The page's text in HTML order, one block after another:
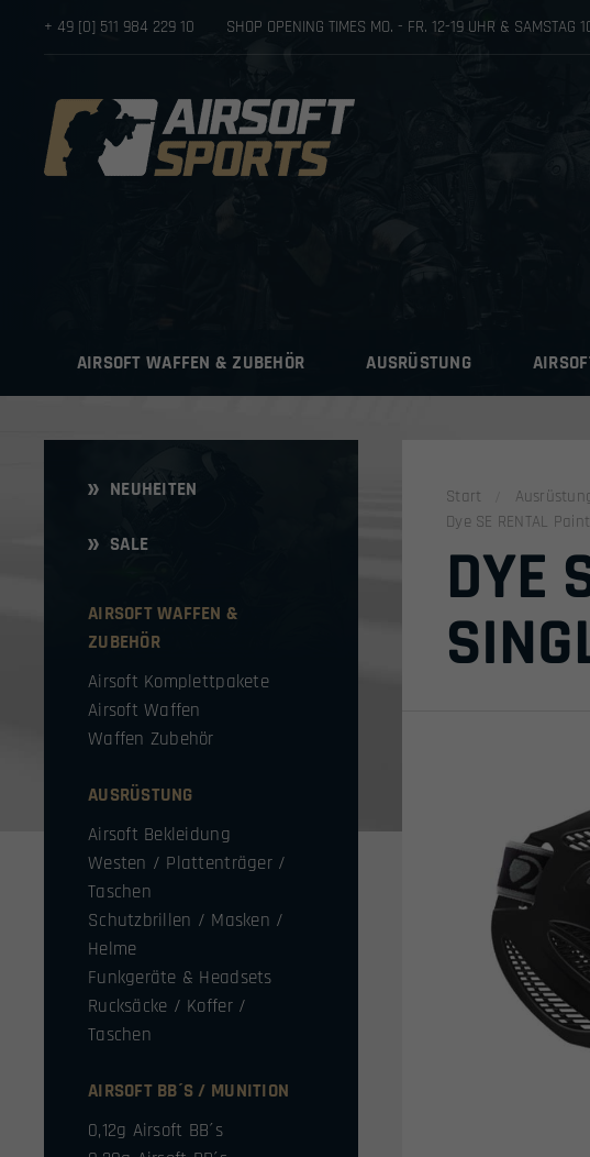
+ 49 [0] 511 984 229 10 SHOP OPENING TIMES MO. - FR. 12-19 UHR & SAMSTAG
AIRSOFT WAFFEN & ZUBEHÖR AUSRÜSTUNG
NEUHEITEN
SALE
AIRSOFT WAFFEN &
ZUBEHÖR
Airsoft Komplettpakete
Airsoft Waffen
Waffen Zubehör
AUSRÜSTUNG
Airsoft Bekleidung
Westen / Plattenträger /
Taschen
Schutzbrillen / Masken /
Helme
Funkgeräte & Headsets
Rucksäcke / Koffer /
Taschen
AIRSOFT BB´S / MUNITION
0,12g Airsoft BB´s
Start
Dye SE RENTAL
DYE